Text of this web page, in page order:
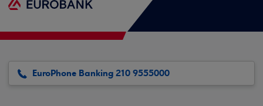
EuroPhone Banking 210 9555000